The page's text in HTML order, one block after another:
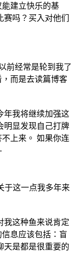
建立快乐的基
赛吗？买入对他们
前经常是轮到我了
而是去读篇博客
年我将继续加强这
明显发现自己打牌
上来。 如果你连
于这一点我多年来
我这种鱼来说肯定
息应该包括：盲
天是都是很重要的